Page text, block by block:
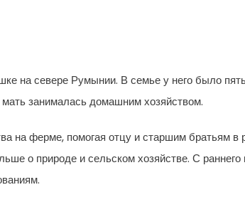
на севере Румынии. В семье у него было
занималась домашним хозяйством.
на ферме, помогая отцу и старшим братьям
о природе и сельском хозяйстве. С раннего